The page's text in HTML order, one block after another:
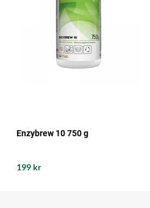
Enzybrew 10 750 g
199 kr